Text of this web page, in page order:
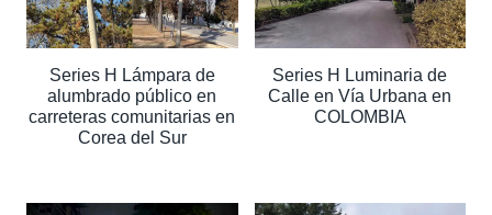
Series H Lámpara de
alumbrado público en
carreteras comunitarias en
Corea del Sur
Series H Luminaria de
Calle en Vía Urbana en
COLOMBIA